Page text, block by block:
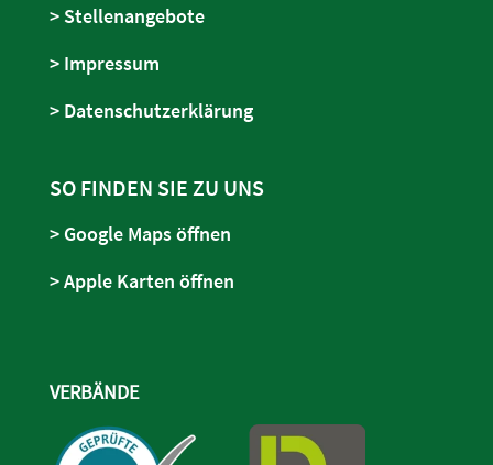
> Stellenangebote
> Impressum
> Datenschutzerklärung
SO FINDEN SIE ZU UNS
> Google Maps öffnen
> Apple Karten öffnen
VERBÄNDE